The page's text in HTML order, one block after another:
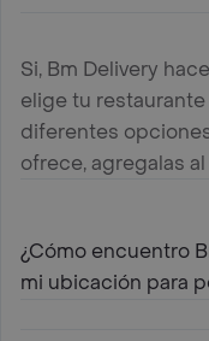
Si, Bm Delivery
elige tu
diferentes
ofrece, agregalas
¿Cómo encuentro
mi ubicación para